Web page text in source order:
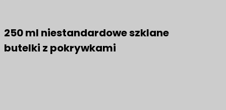
250 ml niestandardowe szklane
butelki z pokrywkami